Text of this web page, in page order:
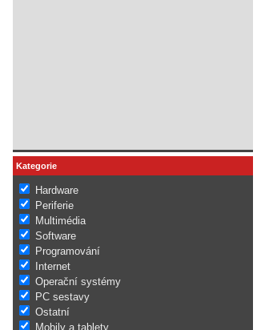
Kategorie
Hardware
Periferie
Multimédia
Software
Programování
Internet
Operační systémy
PC sestavy
Ostatní
Mobily a tablety